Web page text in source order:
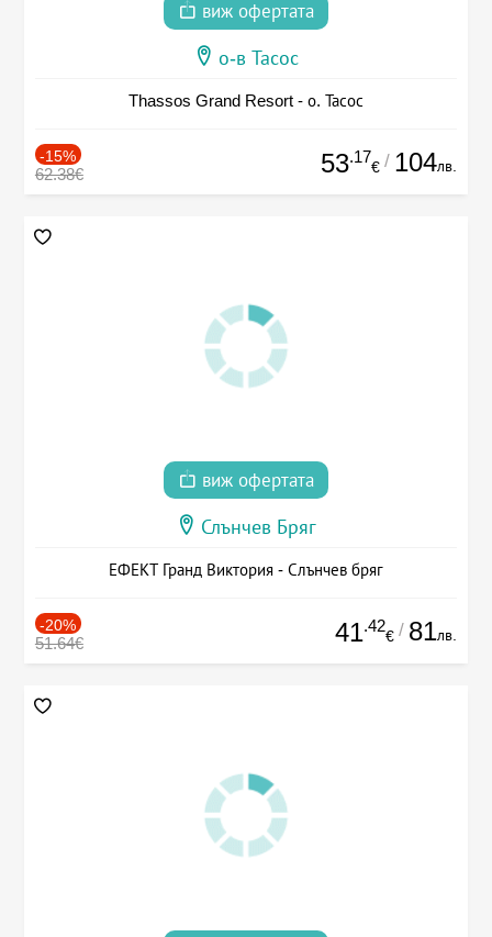
виж офертата
о-в Тасос
Thassos Grand Resort - о. Тасос
-15%
62.38€ 53.17
€ / 104лв.
виж офертата
Слънчев Бряг
ЕФЕКТ Гранд Виктория - Слънчев бряг
-20%
51.64€ 41.42
€ / 81лв.